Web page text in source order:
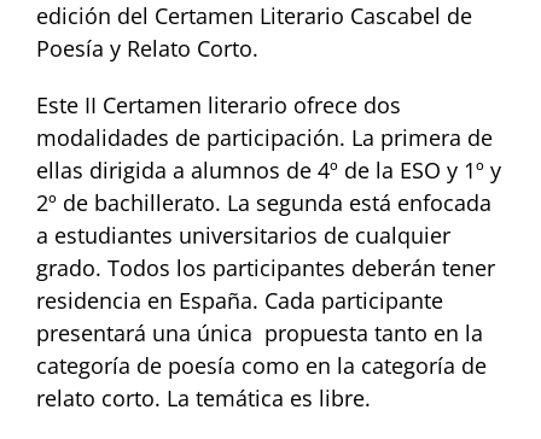
edición del Certamen Literario Cascabel de
Poesía y Relato Corto.
Este II Certamen literario ofrece dos
modalidades de participación. La primera de
ellas dirigida a alumnos de 4º de la ESO y 1º y
2º de bachillerato. La segunda está enfocada
a estudiantes universitarios de cualquier
grado. Todos los participantes deberán tener
residencia en España. Cada participante
presentará una única propuesta tanto en la
categoría de poesía como en la categoría de
relato corto. La temática es libre.